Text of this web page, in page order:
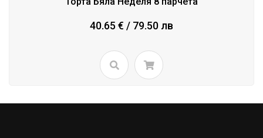
40.65 € / 79.50 лв